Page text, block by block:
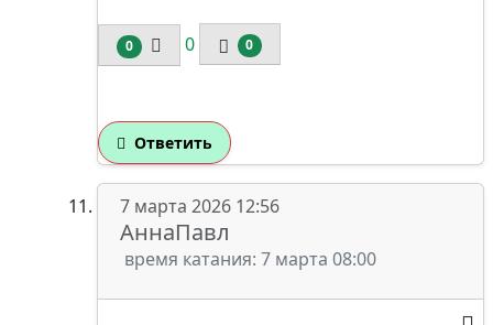
0 0 0
Ответить
7 марта 2026 12:56
АннаПавл
время катания: 7 марта 08:00